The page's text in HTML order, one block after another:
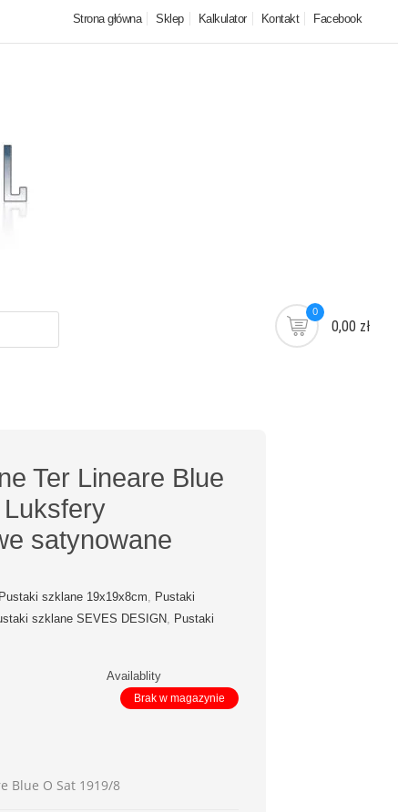
Strona główna Sklep Kalkulator Kontakt Facebook
0
0,00 zł
Ter Lineare Blue
satynowane
Pustaki szklane 19x19x8cm, Pustaki
szklane SEVES DESIGN, Pustaki
Availablity
Brak w magazynie
Blue O Sat 1919/8